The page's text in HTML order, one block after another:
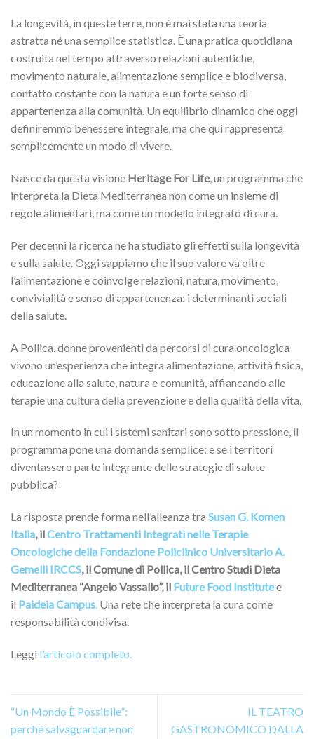
La longevità, in queste terre, non è mai stata una teoria
astratta né una semplice statistica. È una pratica quotidiana
costruita nel tempo attraverso relazioni autentiche,
movimento naturale, alimentazione semplice e biodiversa,
contatto costante con la natura e un forte senso di
appartenenza alla comunità. Un equilibrio dinamico che oggi
definiremmo benessere integrale, ma che qui rappresenta
semplicemente un modo di vivere.
Nasce da questa visione Heritage For Life, un programma che
interpreta la Dieta Mediterranea non come un insieme di
regole alimentari, ma come un modello integrato di cura.
Per decenni la ricerca ne ha studiato gli effetti sulla longevità
e sulla salute. Oggi sappiamo che il suo valore va oltre
l’alimentazione e coinvolge relazioni, natura, movimento,
convivialità e senso di appartenenza: i determinanti sociali
della salute.
A Pollica, donne provenienti da percorsi di cura oncologica
vivono un’esperienza che integra alimentazione, attività fisica,
educazione alla salute, natura e comunità, affiancando alle
terapie una cultura della prevenzione e della qualità della vita.
In un momento in cui i sistemi sanitari sono sotto pressione, il
programma pone una domanda semplice: e se i territori
diventassero parte integrante delle strategie di salute
pubblica?
La risposta prende forma nell’alleanza tra Susan G. Komen
Italia, ilCentro Trattamenti Integrati nelle Terapie
Oncologiche della Fondazione Policlinico Universitario A.
Gemelli IRCCS, il Comune di Pollica, il Centro Studi Dieta
Mediterranea “Angelo Vassallo”, il Future Food Institutee
il Paideia Campus. Una rete che interpreta la cura come
responsabilità condivisa.
Leggi l’articolo completo.
“Un Mondo È Possibile”:
perché salvaguardare non
IL TEATRO
GASTRONOMICO DALLA